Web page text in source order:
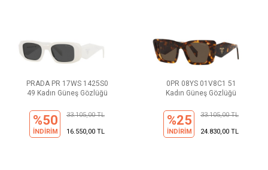
PRADA PR 17WS 1425S0
49 Kadın Güneş Gözlüğü
%50
İNDİRİM
33.105,00 TL
16.550,00 TL
0PR 08YS 01V8C1 51
Kadın Güneş Gözlüğü
%25
İNDİRİM
33.105,00 TL
24.830,00 TL